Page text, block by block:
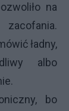
na
ładny,
albo
bo